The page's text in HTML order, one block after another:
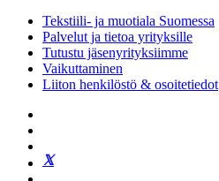
Tekstiili- ja muotiala Suomessa
Palvelut ja tietoa yrityksille
Tutustu jäsenyrityksiimme
Vaikuttaminen
Liiton henkilöstö & osoitetiedot